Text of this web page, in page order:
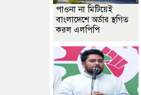
পাওনা না মিটিয়েই
বাংলাদেশে অর্ডার স্থগিত
করল এলপিপি